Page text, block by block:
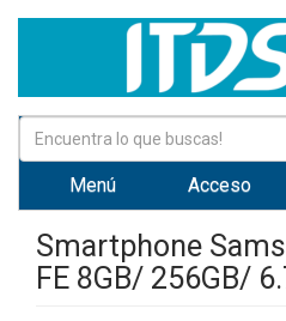
Menú Acceso
Smartphone
FE 8GB/ 256GB/